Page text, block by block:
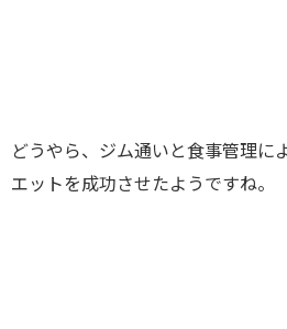
どうやら、ジム通いと食事管理に
エットを成功させたようですね。